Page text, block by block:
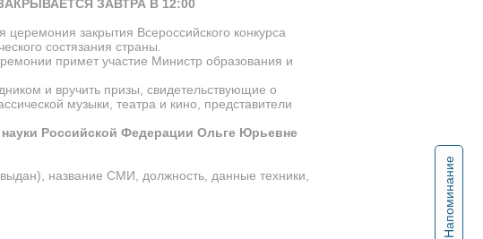
Напоминание
ЗАВТРА В 12:00
закрытия Всероссийского конкурса
состязания страны.
примет участие Министр образования и
и вручить призы, свидетельствующие о
музыки, театра и кино, представители
науки Российской Федерации Ольге Юрьевне
название СМИ, должность, данные техники,